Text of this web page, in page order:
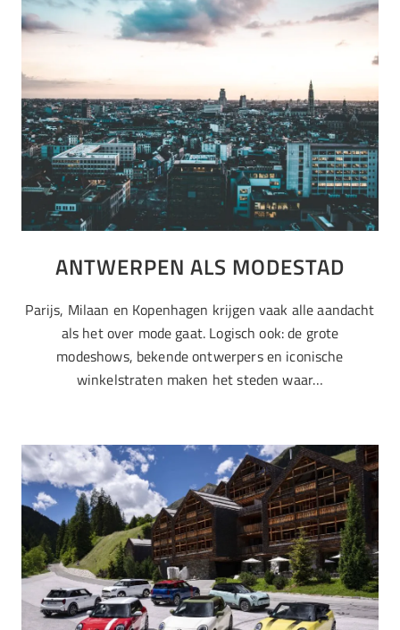
ANTWERPEN ALS MODESTAD
Parijs, Milaan en Kopenhagen krijgen vaak alle aandacht
als het over mode gaat. Logisch ook: de grote
modeshows, bekende ontwerpers en iconische
winkelstraten maken het steden waar…